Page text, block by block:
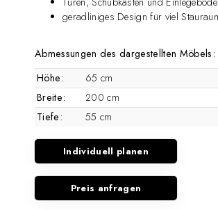
geradliniges Design für viel
Abmessungen des dargestellten Möbels:
Höhe:
65 cm
Breite:
200 cm
Tiefe:
55 cm
Individuell planen
Preis anfragen